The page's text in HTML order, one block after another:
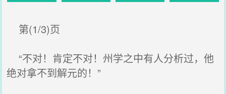
第(1/3)页
“不对！肯定不对！州学之中有人分析过，他
绝对拿不到解元的！”